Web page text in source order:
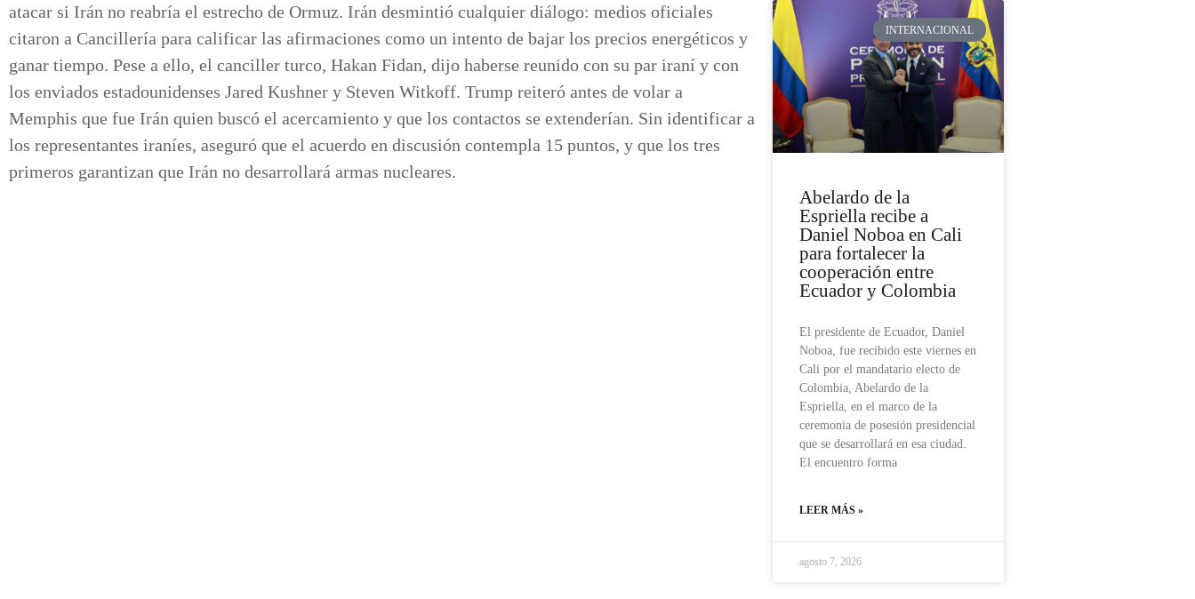
atacar si Irán no reabría el estrecho de Ormuz. Irán desmintió cualquier diálogo: medios oficiales
citaron a Cancillería para calificar las afirmaciones como un intento de bajar los precios energéticos y
ganar tiempo. Pese a ello, el canciller turco, Hakan Fidan, dijo haberse reunido con su par iraní y con
los enviados estadounidenses Jared Kushner y Steven Witkoff. Trump reiteró antes de volar a
Memphis que fue Irán quien buscó el acercamiento y que los contactos se extenderían. Sin identificar a
los representantes iraníes, aseguró que el acuerdo en discusión contempla 15 puntos, y que los tres
primeros garantizan que Irán no desarrollará armas nucleares.
INTERNACIONAL
Abelardo de la
Espriella recibe a
Daniel Noboa en Cali
para fortalecer la
cooperación entre
Ecuador y Colombia
El presidente de Ecuador, Daniel
Noboa, fue recibido este viernes en
Cali por el mandatario electo de
Colombia, Abelardo de la
Espriella, en el marco de la
ceremonia de posesión presidencial
que se desarrollará en esa ciudad.
El encuentro forma
LEER MÁS »
agosto 7, 2026